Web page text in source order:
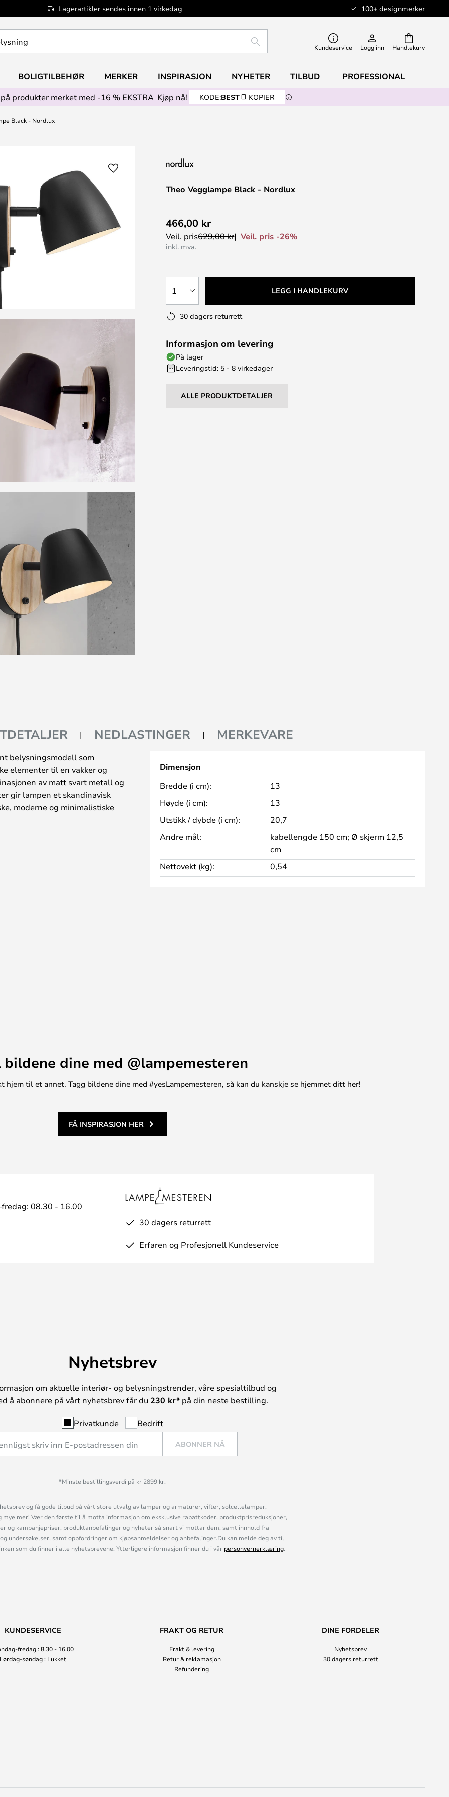
Lagerartikler sendes innen 1 virkedag 100+ designmerker
Handlekurv
SØK Kundeservice Logg inn
BOLIGTILBEHØR MERKER INSPIRASJON NYHETER TILBUD PROFESSIONAL
produkter merket med -16 % EKSTRA Kjøp nå! KODE:BEST KOPIER
Black - Nordlux
Theo Vegglampe Black - Nordlux
466,00 kr
Veil. pris629,00 kr Veil. pris -26%
inkl. mva.
1 LEGG I HANDLEKURV
30 dagers returrett
Informasjon om levering
På lager
Leveringstid: 5 - 8 virkedager
ALLE PRODUKTDETALJER
NEDLASTINGER MERKEVARE
belysningsmodell som
elementer til en vakker og
av matt svart metall og
gir lampen et skandinavisk
moderne og minimalistiske
Dimensjon
Bredde (i cm):
13
Høyde (i cm):
13
Utstikk / dybde (i cm):
20,7
Andre mål:
kabellengde 150 cm; Ø skjerm 12,5
cm
Nettovekt (kg):
0,54
bildene dine med @lampemesteren
til et annet. Tagg bildene dine med #yesLampemesteren, så kan du kanskje se hjemmet ditt her!
FÅ INSPIRASJON HER
08.30 - 16.00
30 dagers returrett
Erfaren og Profesjonell Kundeservice
Nyhetsbrev
om aktuelle interiør- og belysningstrender, våre spesialtilbud og
å abonnere på vårt nyhetsbrev får du 230 kr*på din neste bestilling.
Privatkunde Bedrift
ABONNER NÅ
*Minste bestillingsverdi på kr 2899 kr.
og få gode tilbud på vårt store utvalg av lamper og armaturer, vifter, solcellelamper,
mer! Vær den første til å motta informasjon om eksklusive rabattkoder, produktprisreduksjoner,
og kampanjepriser, produktanbefalinger og nyheter så snart vi mottar dem, samt innhold fra
undersøkelser, samt oppfordringer om kjøpsanmeldelser og anbefalinger.Du kan melde deg av til
som du finner i alle nyhetsbrevene. Ytterligere informasjon finner du i vår personvernerklæring.
KUNDESERVICE
fredag : 8.30 - 16.00
Lørdag-søndag : Lukket
FRAKT OG RETUR
Frakt & levering
Retur & reklamasjon
Refundering
DINE FORDELER
Nyhetsbrev
30 dagers returrett